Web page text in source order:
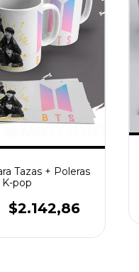
Tazas + Poleras
K-pop
$2.142,86